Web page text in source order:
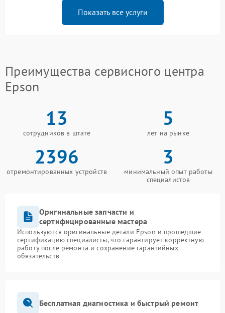
Показать все услуги
Преимущества сервисного центра
Epson
13
сотрудников в штате
5
лет на рынке
2396
отремонтированных устройств
3
минимальный опыт работы
специалистов
Оригинальные запчасти и
сертифицированные мастера
Используются оригинальные детали Epson и прошедшие
сертификацию специалисты, что гарантирует корректную
работу после ремонта и сохранение гарантийных
обязательств
Бесплатная диагностика и быстрый ремонт